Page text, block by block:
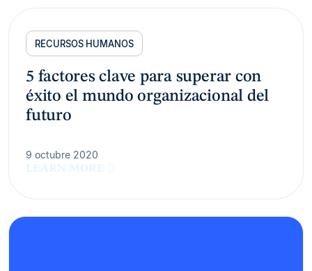
RECURSOS HUMANOS
5 factores clave para superar con
éxito el mundo organizacional del
futuro
9 octubre 2020
LEARN MORE